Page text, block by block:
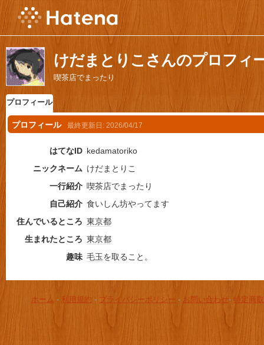
けだまとりこさんのプロフィ
喫茶店でまったり
プロフィール
プロフィール 最終更新日: 2026/04/17
はてなID kedamatoriko
ニックネーム けだまとりこ
一行紹介 喫茶店でまったり
自己紹介 食いしん坊やってます
住んでいるところ 東京都
生まれたところ 東京都
趣味 毛玉を取ること。
ホーム - 利用規約 - プライバシーポリシー - お問い合わせ- 特定商